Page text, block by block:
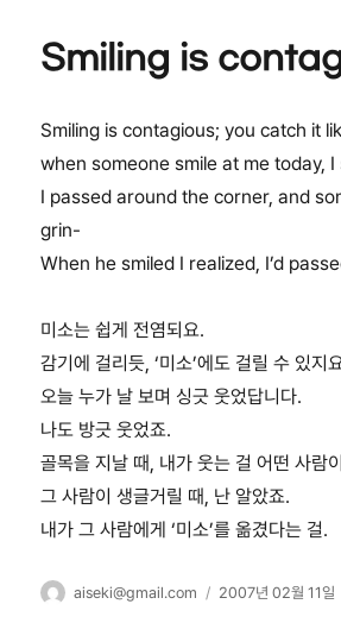
Smiling is
Smiling is contagious; you catch it
when someone smile at me today,
I passed around the corner, and
grin-
When he smiled I realized, I’d
미소는 쉽게 전염되요.
감기에 걸리듯, ‘미소’에도 걸릴 수 있지
오늘 누가 날 보며 싱긋 웃었답니다.
나도 방긋 웃었죠.
골목을 지날 때, 내가 웃는 걸 어떤 사람
그 사람이 생글거릴 때, 난 알았죠.
내가 그 사람에게 ‘미소’를 옮겼다는 걸.
글
aiseki@gmail.com
작
2007년 02월 11일